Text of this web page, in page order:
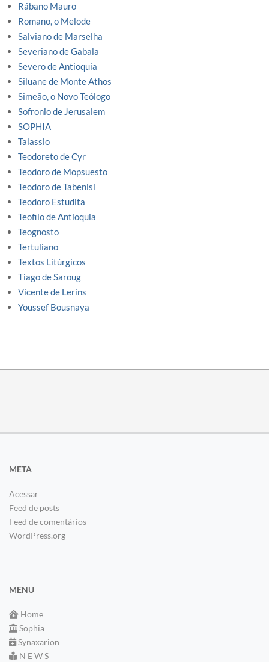
Rábano Mauro
Romano, o Melode
Salviano de Marselha
Severiano de Gabala
Severo de Antioquia
Siluane de Monte Athos
Simeão, o Novo Teólogo
Sofronio de Jerusalem
SOPHIA
Talassio
Teodoreto de Cyr
Teodoro de Mopsuesto
Teodoro de Tabenisi
Teodoro Estudita
Teofilo de Antioquia
Teognosto
Tertuliano
Textos Litúrgicos
Tiago de Saroug
Vicente de Lerins
Youssef Bousnaya
META
Acessar
Feed de posts
Feed de comentários
WordPress.org
MENU
Home
Sophia
Synaxarion
N E W S